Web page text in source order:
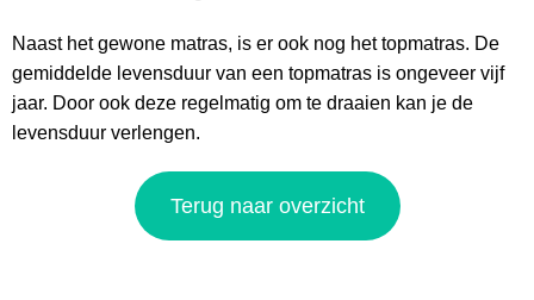
Naast het gewone matras, is er ook nog het topmatras. De
gemiddelde levensduur van een topmatras is ongeveer vijf
jaar. Door ook deze regelmatig om te draaien kan je de
levensduur verlengen.
Terug naar overzicht